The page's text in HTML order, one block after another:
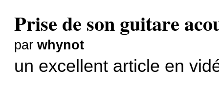
Prise de son guitare
parwhynot
un excellent article en